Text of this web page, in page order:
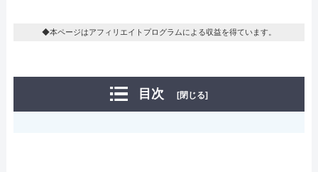
◆本ページはアフィリエイトプログラムによる収益を得ています。
目次 [閉じる]